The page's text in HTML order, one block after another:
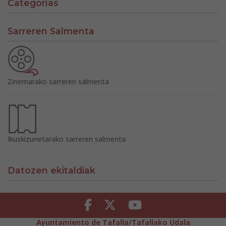
Categorías
Sarreren Salmenta
Zinemarako sarreren salmenta
Ikuskizunetarako sarreren salmenta
Datozen ekitaldiak
Facebook Twitter Youtube
Ayuntamiento de Tafalla/Tafallako Udala